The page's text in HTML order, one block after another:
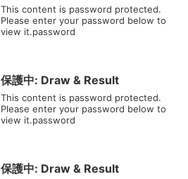
This content is password protected.
Please enter your password below to
view it.password
保護中: Draw & Result
This content is password protected.
Please enter your password below to
view it.password
保護中: Draw & Result